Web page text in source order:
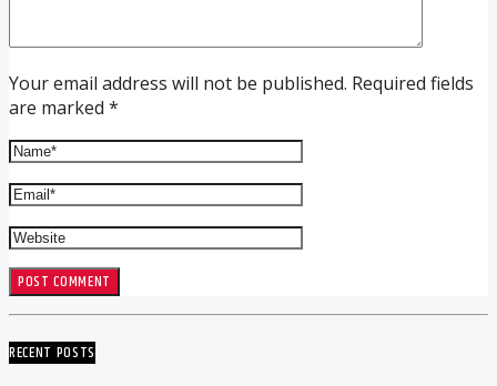
Your email address will not be published. Required fields
are marked *
RECENT POSTS